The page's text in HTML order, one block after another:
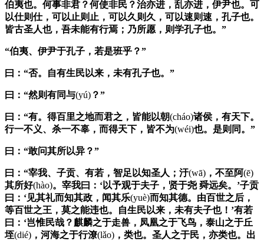
伯夷也。何事非君？何使非民？治亦进，乱亦进， 伊尹也。可
以仕则仕，可以止则止，可以久则久，可以速则速， 孔子也。
皆古圣人也，吾未能有行焉；乃所愿，则学孔子也。”
“伯夷、 伊尹于孔子 ，若是班乎？”
曰：“否。自有生民以来，未有孔子也。”
曰：“然则有同与(yú) ？”
曰：“有。得百里之地而君之，皆能以朝(cháo)诸侯，有天下。
行一不义、杀一不辜，而得天下，皆不为(wéi)也。是则同。”
曰：“敢问其所以异？”
曰：“宰我、 子贡、 有若 ，智足以知圣人；汙(wā) ，不至阿(ē)
其所好(hào)。 宰我曰：‘以予观于夫子，贤于尧 舜远矣。’子贡
曰：‘见其礼而知其政，闻其乐(yuè)而知其德。由百世之后，
等百世之王，莫之能违也。自生民以来，未有夫子也！’有若
曰：‘岂惟民哉？麒麟之于走兽，凤凰之于飞鸟， 泰山之于丘
垤(dié) ，河海之于行潦(lǎo) ，类也。圣人之于民，亦类也。出